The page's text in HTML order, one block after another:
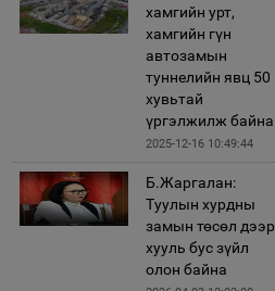
хамгийн урт,
хамгийн гүн
автозамын
туннелийн явц 50
хувьтай
үргэлжилж байна
2025-12-16 10:49:44
Б.Жаргалан:
Туулын хурдны
замын төсөл дээр
хууль бус зүйл
олон байна